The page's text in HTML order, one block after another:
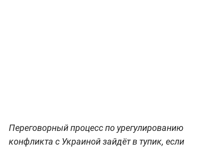
Переговорный процесс по урегулированию
конфликта с Украиной зайдёт в тупик, если